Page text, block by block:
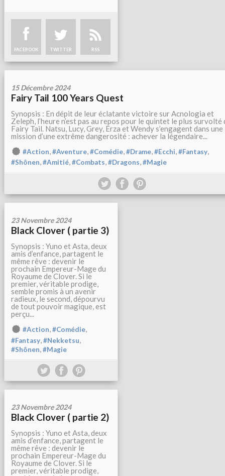
FACEBOOK TWITTER RSS
15 Décembre 2024
Fairy Tail 100 Years Quest
Synopsis : En dépit de leur éclatante victoire sur Acnologia et
Zeleph, l’heure n’est pas au repos pour le quintet le plus survolté
Fairy Tail. Natsu, Lucy, Grey, Erza et Wendy s’engagent dans une
mission d’une extrême dangerosité : achever la légendaire...
#Action,#Aventure,#Comédie,#Drame,#Ecchi,#Fantasy,
#Shônen,#Amitié,#Combats,#Dragons,#Magie
23 Novembre 2024
Black Clover ( partie 3)
Synopsis : Yuno et Asta, deux
amis d’enfance, partagent le
même rêve : devenir le
prochain Empereur-Mage du
Royaume de Clover. Si le
premier, véritable prodige,
semble promis à un avenir
radieux, le second, dépourvu
de tout pouvoir magique, est
perçu...
#Action,#Comédie,
#Fantasy #Nekketsu
#Shônen #Magie
23 Novembre 2024
Black Clover ( partie 2)
Synopsis : Yuno et Asta, deux
amis d’enfance, partagent le
même rêve : devenir le
prochain Empereur-Mage du
Royaume de Clover. Si le
premier, véritable prodige,